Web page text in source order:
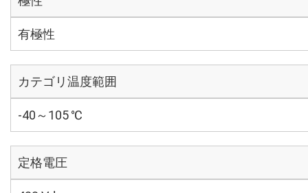
有極性
カテゴリ温度範囲
-40～105 ℃
定格電圧